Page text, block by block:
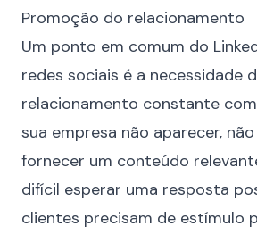
Promoção do relacionamento
Um ponto em comum do
redes sociais é a necessidade
relacionamento constante
sua empresa não aparecer,
fornecer um conteúdo
difícil esperar uma resposta
clientes precisam de estímulo